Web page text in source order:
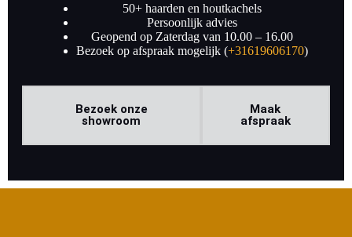
50+ haarden en houtkachels
Persoonlijk advies
Geopend op Zaterdag van 10.00 – 16.00
Bezoek op afspraak mogelijk (+31619606170)
Bezoek onze
showroom
Maak
afspraak